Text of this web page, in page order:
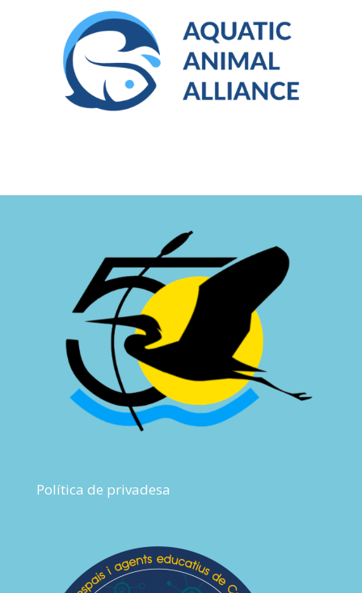
Política de privadesa